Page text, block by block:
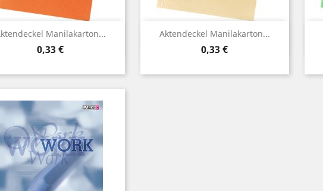
Manilakarton...
Preis
0,33 €
Vorschau Aktendeckel Manilakarton...
Preis
0,33 €
Vorschau